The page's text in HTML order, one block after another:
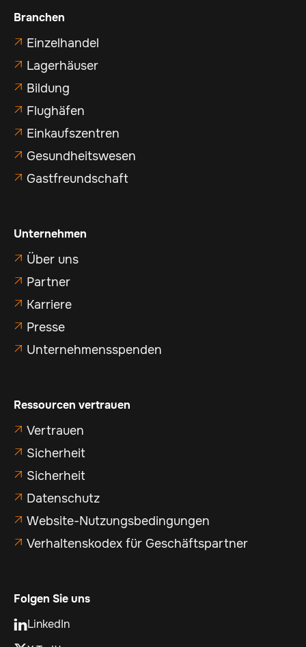
Branchen
 Einzelhandel
 Lagerhäuser
 Bildung
 Flughäfen
 Einkaufszentren
 Gesundheitswesen
 Gastfreundschaft
Unternehmen
 Über uns
 Partner
 Karriere
 Presse
 Unternehmensspenden
Ressourcen vertrauen
 Vertrauen
 Sicherheit
 Sicherheit
 Datenschutz
 Website-Nutzungsbedingungen
 Verhaltenskodex für Geschäftspartner
Folgen Sie uns
LinkedIn